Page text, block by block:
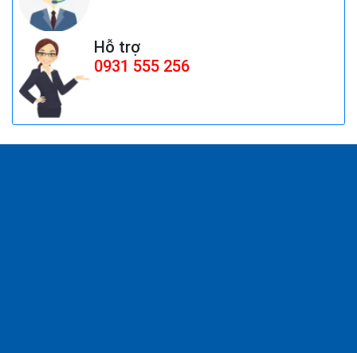
Giá:Liên hệ
QUẠT ĐỨNG CÔNG NGHIỆP AFAN 8 TẤT
FS650
Hỗ trợ
0931 555 256